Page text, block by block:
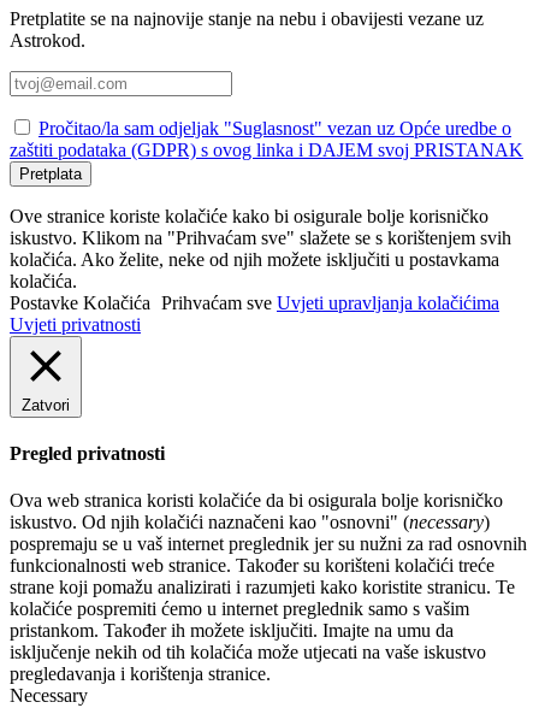
Pretplatite se na najnovije stanje na nebu i obavijesti vezane uz
Astrokod.
Pročitao/la sam odjeljak "Suglasnost" vezan uz Opće uredbe o
zaštiti podataka (GDPR) s ovog linka i DAJEM svoj PRISTANAK
Pretplata
Ove stranice koriste kolačiće kako bi osigurale bolje korisničko
iskustvo. Klikom na "Prihvaćam sve" slažete se s korištenjem svih
kolačića. Ako želite, neke od njih možete isključiti u postavkama
kolačića.
Postavke Kolačića Prihvaćam sve Uvjeti upravljanja kolačićima
Uvjeti privatnosti
Zatvori
Pregled privatnosti
Ova web stranica koristi kolačiće da bi osigurala bolje korisničko
iskustvo. Od njih kolačići naznačeni kao "osnovni" (necessary)
pospremaju se u vaš internet preglednik jer su nužni za rad osnovnih
funkcionalnosti web stranice. Također su korišteni kolačići treće
strane koji pomažu analizirati i razumjeti kako koristite stranicu. Te
kolačiće pospremiti ćemo u internet preglednik samo s vašim
pristankom. Također ih možete isključiti. Imajte na umu da
isključenje nekih od tih kolačića može utjecati na vaše iskustvo
pregledavanja i korištenja stranice.
Necessary